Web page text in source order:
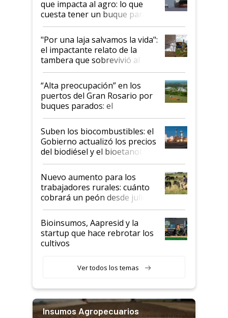
que impacta al agro: lo que
cuesta tener un buque parado
y el peligro de que Argentina
pase a ser "país sucio"
"Por una laja salvamos la vida":
el impactante relato de la
tambera que sobrevivió al
tornado
“Alta preocupación” en los
puertos del Gran Rosario por
buques parados: el
funcionamiento de las
exportadoras en tensión tras
la medida de fuerza de los
prácticos
Suben los biocombustibles: el
Gobierno actualizó los precios
del biodiésel y el bioetanol
Nuevo aumento para los
trabajadores rurales: cuánto
cobrará un peón desde julio
Bioinsumos, Aapresid y la
startup que hace rebrotar los
cultivos
Ver todos los temas
Insumos Agropecuarios